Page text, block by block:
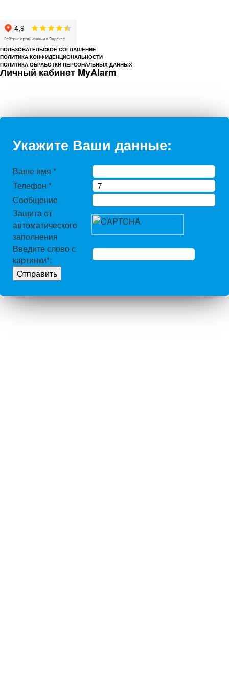
ПОЛЬЗОВАТЕЛЬСКОЕ СОГЛАШЕНИЕ
ПОЛИТИКА КОНФИДЕНЦИОНАЛЬНОСТИ
ПОЛИТИКА ОБРАБОТКИ ПЕРСОНАЛЬНЫХ ДАННЫХ
Личный кабинет MyAlarm
Укажите Ваши данные:
Ваше имя *
Телефон *
Сообщение
Защита от
автоматического
заполнения
Введите слово с
картинки*: